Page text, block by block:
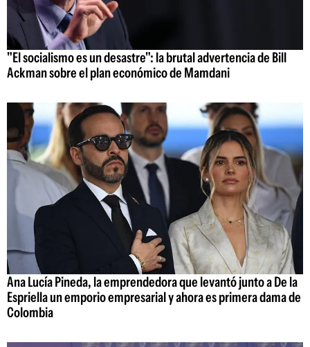
"El socialismo es un desastre": la brutal advertencia de Bill
Ackman sobre el plan económico de Mamdani
Ana Lucía Pineda, la emprendedora que levantó junto a De la
Espriella un emporio empresarial y ahora es primera dama de
Colombia